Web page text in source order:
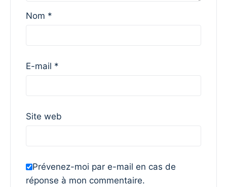
Nom *
E-mail *
Site web
Prévenez-moi par e-mail en cas de
réponse à mon commentaire.